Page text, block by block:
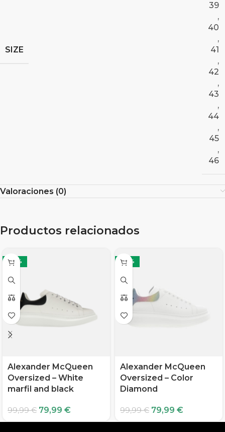
SIZE
39
,
40
,
41
,
42
,
43
,
44
,
45
,
46
Valoraciones (0)
Productos relacionados
-20%
Alexander McQueen
Oversized – White
marfil and black
99,99€ 79,99 €
-20%
Alexander McQueen
Oversized – Color
Diamond
99,99€ 79,99 €